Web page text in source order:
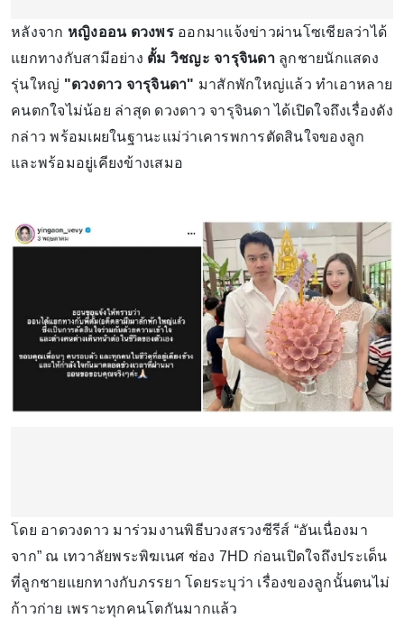
หลังจาก หญิงออน ดวงพรออกมาแจ้งข่าวผ่านโซเชียลว่าได้
แยกทางกับสามีอย่าง ตั้ม วิชญะ จารุจินดาลูกชายนักแสดง
รุ่นใหญ่ "ดวงดาว จารุจินดา" มาสักพักใหญ่แล้ว ทำเอาหลาย
คนตกใจไม่น้อย ล่าสุด ดวงดาว จารุจินดา ได้เปิดใจถึงเรื่องดัง
กล่าว พร้อมเผยในฐานะแม่ว่าเคารพการตัดสินใจของลูก
และพร้อมอยู่เคียงข้างเสมอ
โดย อาดวงดาว มาร่วมงานพิธีบวงสรวงซีรีส์ “อันเนื่องมา
จาก” ณ เทวาลัยพระพิฆเนศ ช่อง 7HD ก่อนเปิดใจถึงประเด็น
ที่ลูกชายแยกทางกับภรรยา โดยระบุว่า เรื่องของลูกนั้นตนไม่
ก้าวก่าย เพราะทุกคนโตกันมากแล้ว